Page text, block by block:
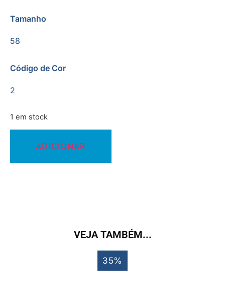
Tamanho
58
Código de Cor
2
1 em stock
ADICIONAR
VEJA TAMBÉM...
35%